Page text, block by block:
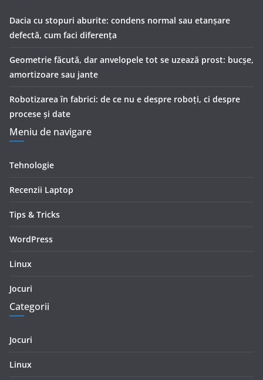
Dacia cu stopuri aburite: condens normal sau etanșare
defectă, cum faci diferența
Geometrie făcută, dar anvelopele tot se uzează prost: bucșe,
amortizoare sau jante
Robotizarea în fabrici: de ce nu e despre roboți, ci despre
procese și date
Meniu de navigare
Tehnologie
Recenzii Laptop
Tips & Tricks
WordPress
Linux
Jocuri
Categorii
Jocuri
Linux